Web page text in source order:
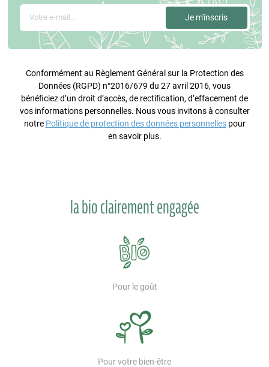
Conformément au Règlement Général sur la Protection des
Données (RGPD) n°2016/679 du 27 avril 2016, vous
bénéficiez d’un droit d’accès, de rectification, d’effacement de
vos informations personnelles. Nous vous invitons à consulter
notre Politique de protection des données personnellespour
en savoir plus.
la bio clairement engagée
Pour le goût
Pour votre bien-être